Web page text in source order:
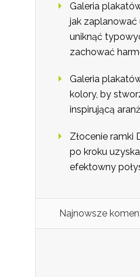
Galeria
jak zaplanować
uniknąć
zachować
Galeria
kolory, by
inspirującą
Złocenie ramki
po kroku
efektowny
Najnowsze